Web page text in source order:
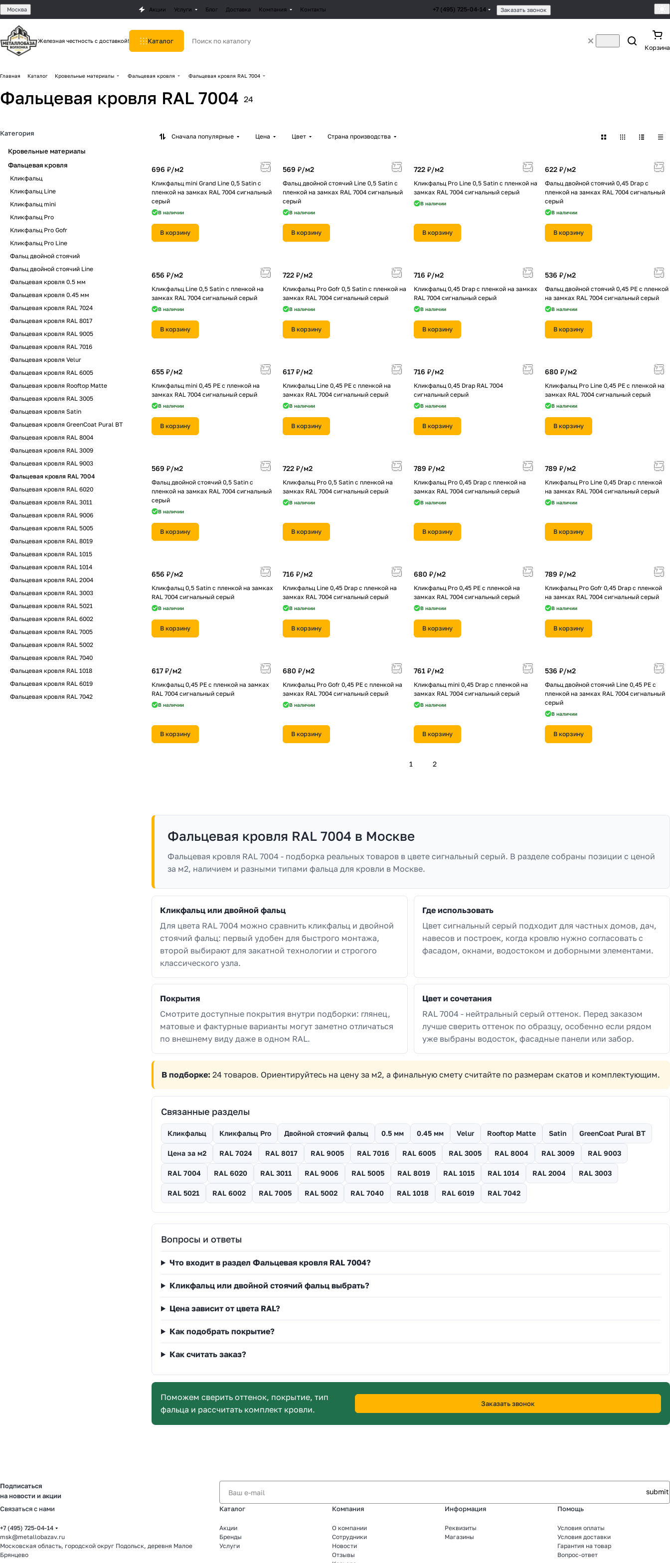
Москва Акции Услуги Блог Доставка Компания Контакты +7 (495) 725-04-14 Заказать звонок
Железная честность с доставкой! Каталог
Корзина
Главная Каталог Кровельные материалы Фальцевая кровля Фальцевая кровля RAL 7004
Фальцевая кровля RAL 7004 24
Сначала популярные Цена Цвет Страна производства
696 ₽/м2
Кликфальц mini Grand Line 0,5 Satin с
пленкой на замках RAL 7004 сигнальный
серый
В наличии
В корзину
569 ₽/м2
Фальц двойной стоячий Line 0,5 Satin с
пленкой на замках RAL 7004 сигнальный
серый
В наличии
В корзину
722 ₽/м2
Кликфальц Pro Line 0,5 Satin с пленкой на
замках RAL 7004 сигнальный серый
В наличии
В корзину
622 ₽/м2
Фальц двойной стоячий 0,45 Drap с
пленкой на замках RAL 7004 сигнальный
серый
В наличии
В корзину
656 ₽/м2
Кликфальц Line 0,5 Satin с пленкой на
замках RAL 7004 сигнальный серый
В наличии
В корзину
722 ₽/м2
Кликфальц Pro Gofr 0,5 Satin с пленкой на
замках RAL 7004 сигнальный серый
В наличии
В корзину
716 ₽/м2
Кликфальц 0,45 Drap с пленкой на замках
RAL 7004 сигнальный серый
В наличии
В корзину
536 ₽/м2
Фальц двойной стоячий 0,45 PE с пленкой
на замках RAL 7004 сигнальный серый
В наличии
В корзину
655 ₽/м2
Кликфальц mini 0,45 PE с пленкой на
замках RAL 7004 сигнальный серый
В наличии
В корзину
617 ₽/м2
Кликфальц Line 0,45 PE с пленкой на
замках RAL 7004 сигнальный серый
В наличии
В корзину
716 ₽/м2
Кликфальц 0,45 Drap RAL 7004
сигнальный серый
В наличии
В корзину
680 ₽/м2
Кликфальц Pro Line 0,45 PE с пленкой на
замках RAL 7004 сигнальный серый
В наличии
В корзину
569 ₽/м2
Фальц двойной стоячий 0,5 Satin с
пленкой на замках RAL 7004 сигнальный
серый
В наличии
В корзину
722 ₽/м2
Кликфальц Pro 0,5 Satin с пленкой на
замках RAL 7004 сигнальный серый
В наличии
В корзину
789 ₽/м2
Кликфальц Pro 0,45 Drap с пленкой на
замках RAL 7004 сигнальный серый
В наличии
В корзину
789 ₽/м2
Кликфальц Pro Line 0,45 Drap с пленкой
на замках RAL 7004 сигнальный серый
В наличии
В корзину
656 ₽/м2
Кликфальц 0,5 Satin с пленкой на замках
RAL 7004 сигнальный серый
В наличии
В корзину
716 ₽/м2
Кликфальц Line 0,45 Drap с пленкой на
замках RAL 7004 сигнальный серый
В наличии
В корзину
680 ₽/м2
Кликфальц Pro 0,45 PE с пленкой на
замках RAL 7004 сигнальный серый
В наличии
В корзину
789 ₽/м2
Кликфальц Pro Gofr 0,45 Drap с пленкой
на замках RAL 7004 сигнальный серый
В наличии
В корзину
617 ₽/м2
Кликфальц 0,45 PE с пленкой на замках
RAL 7004 сигнальный серый
В наличии
В корзину
680 ₽/м2
Кликфальц Pro Gofr 0,45 PE с пленкой на
замках RAL 7004 сигнальный серый
В наличии
В корзину
761 ₽/м2
Кликфальц mini 0,45 Drap с пленкой на
замках RAL 7004 сигнальный серый
В наличии
В корзину
536 ₽/м2
Фальц двойной стоячий Line 0,45 PE с
пленкой на замках RAL 7004 сигнальный
серый
В наличии
В корзину
1 2
Фальцевая кровля RAL 7004 в Москве
Фальцевая кровля RAL 7004 - подборка реальных товаров в цвете сигнальный серый. В разделе собраны позиции с ценой
за м2, наличием и разными типами фальца для кровли в Москве.
Кликфальц или двойной фальц
Для цвета RAL 7004 можно сравнить кликфальц и двойной
стоячий фальц: первый удобен для быстрого монтажа,
второй выбирают для закатной технологии и строгого
классического узла.
Где использовать
Цвет сигнальный серый подходит для частных домов, дач,
навесов и построек, когда кровлю нужно согласовать с
фасадом, окнами, водостоком и доборными элементами.
Покрытия
Смотрите доступные покрытия внутри подборки: глянец,
матовые и фактурные варианты могут заметно отличаться
по внешнему виду даже в одном RAL.
Цвет и сочетания
RAL 7004 - нейтральный серый оттенок. Перед заказом
лучше сверить оттенок по образцу, особенно если рядом
уже выбраны водосток, фасадные панели или забор.
В подборке: 24 товаров. Ориентируйтесь на цену за м2, а финальную смету считайте по размерам скатов и комплектующим.
Связанные разделы
Кликфальц Кликфальц Pro Двойной стоячий фальц 0.5 мм 0.45 мм Velur Rooftop Matte Satin GreenCoat Pural BT
Цена за м2 RAL 7024 RAL 8017 RAL 9005 RAL 7016 RAL 6005 RAL 3005 RAL 8004 RAL 3009 RAL 9003
RAL 7004 RAL 6020 RAL 3011 RAL 9006 RAL 5005 RAL 8019 RAL 1015 RAL 1014 RAL 2004 RAL 3003
RAL 5021 RAL 6002 RAL 7005 RAL 5002 RAL 7040 RAL 1018 RAL 6019 RAL 7042
Вопросы и ответы
Что входит в раздел Фальцевая кровля RAL 7004?
Кликфальц или двойной стоячий фальц выбрать?
Цена зависит от цвета RAL?
Как подобрать покрытие?
Как считать заказ?
Поможем сверить оттенок, покрытие, тип
фальца и рассчитать комплект кровли.
Заказать звонок
Категория
Кровельные материалы
Фальцевая кровля
Кликфальц
Кликфальц Line
Кликфальц mini
Кликфальц Pro
Кликфальц Pro Gofr
Кликфальц Pro Line
Фальц двойной стоячий
Фальц двойной стоячий Line
Фальцевая кровля 0.5 мм
Фальцевая кровля 0.45 мм
Фальцевая кровля RAL 7024
Фальцевая кровля RAL 8017
Фальцевая кровля RAL 9005
Фальцевая кровля RAL 7016
Фальцевая кровля Velur
Фальцевая кровля RAL 6005
Фальцевая кровля Rooftop Matte
Фальцевая кровля RAL 3005
Фальцевая кровля Satin
Фальцевая кровля GreenCoat Pural BT
Фальцевая кровля RAL 8004
Фальцевая кровля RAL 3009
Фальцевая кровля RAL 9003
Фальцевая кровля RAL 7004
Фальцевая кровля RAL 6020
Фальцевая кровля RAL 3011
Фальцевая кровля RAL 9006
Фальцевая кровля RAL 5005
Фальцевая кровля RAL 8019
Фальцевая кровля RAL 1015
Фальцевая кровля RAL 1014
Фальцевая кровля RAL 2004
Фальцевая кровля RAL 3003
Фальцевая кровля RAL 5021
Фальцевая кровля RAL 6002
Фальцевая кровля RAL 7005
Фальцевая кровля RAL 5002
Фальцевая кровля RAL 7040
Фальцевая кровля RAL 1018
Фальцевая кровля RAL 6019
Фальцевая кровля RAL 7042
Подписаться
на новости и акции
Связаться с нами
+7 (495) 725-04-14
msk@metallobazav.ru
Московская область, городской округ Подольск, деревня Малое
Брянцево
Каталог
Акции
Бренды
Услуги
Компания
О компании
Сотрудники
Новости
Отзывы
Информация
Реквизиты
Магазины
Помощь
Условия оплаты
Условия доставки
Гарантия на товар
Вопрос-ответ